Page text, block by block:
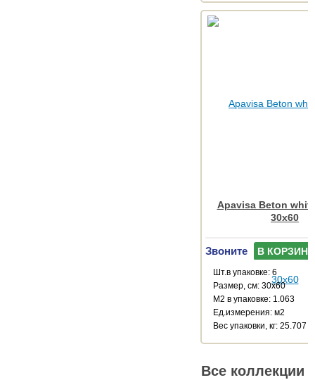
Apavisa Beton
30x60
Звоните В КОРЗИНУ
Шт.в упаковке: 6
Размер, см: 30x60
М2 в упаковке: 1.063
Ед.измерения: м2
Веc упаковки, кг: 25.707
Все коллекции